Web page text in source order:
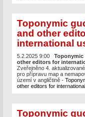
Toponymic
and other
international
5.2.2025 9:00 Toponymic
other editors for
Zveřejněno 4.
pro přípravu map a
území v angličtině -
other editors for
Toponymic